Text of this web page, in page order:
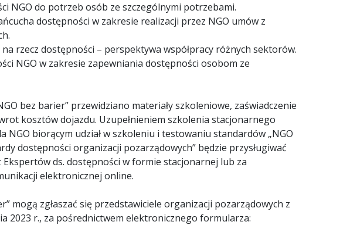
NGO do potrzeb osób ze szczególnymi potrzebami.
dostępności w zakresie realizacji przez NGO umów z
rzecz dostępności – perspektywa współpracy różnych sektorów.
NGO w zakresie zapewniania dostępności osobom ze
bez barier” przewidziano materiały szkoleniowe, zaświadczenie
kosztów dojazdu. Uzupełnieniem szkolenia stacjonarnego
NGO biorącym udział w szkoleniu i testowaniu standardów „NGO
dostępności organizacji pozarządowych” będzie przysługiwać
ds. dostępności w formie stacjonarnej lub za
elektronicznej online.
mogą zgłaszać się przedstawiciele organizacji pozarządowych z
2023 r., za pośrednictwem elektronicznego formularza: